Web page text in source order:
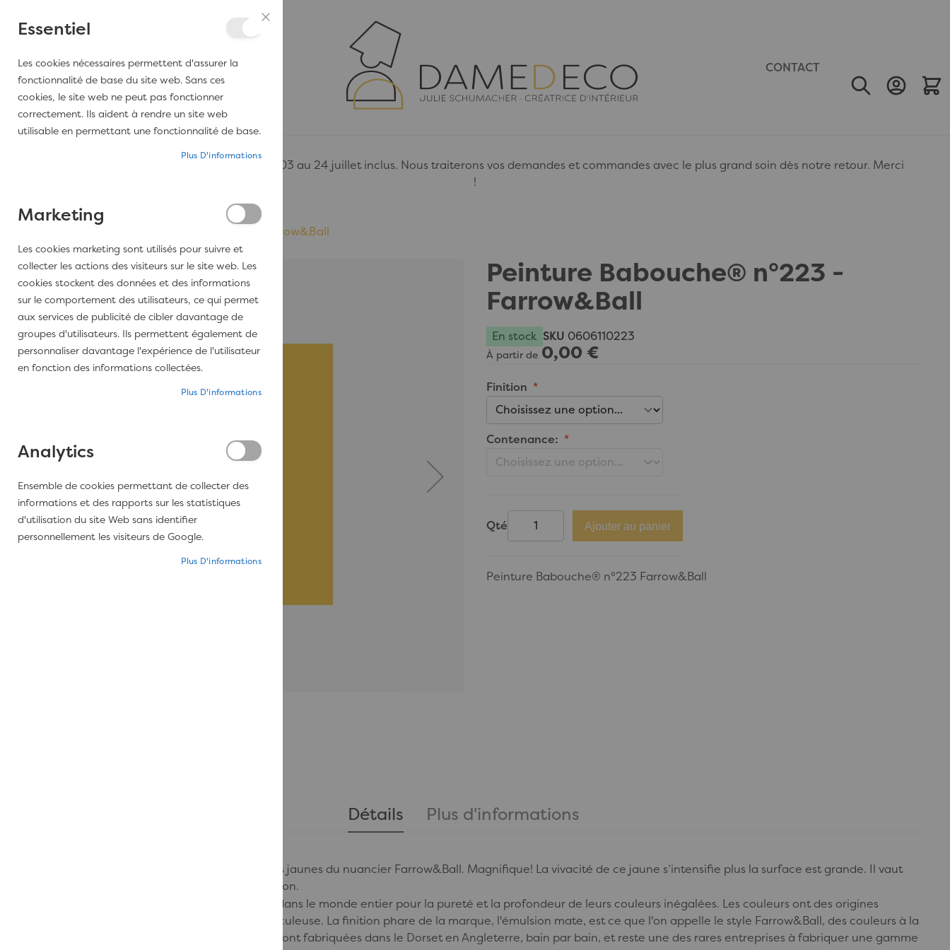
SERVICES PORTFOLIO SHOP CONTACT
Les bureaux DAMEDECO seront fermés du 03 au 24 juillet inclus. Nous traiterons vos demandes et commandes avec le plus grand soin dès notre retour. Merci
!
Peinture Babouche® n°223 - Farrow&Ball
Peinture Babouche® n°223 -
Farrow&Ball
En stock SKU 0606110223
À partir de 0,00 €
Finition
Contenance:
Qté Ajouter au panier
Peinture Babouche® n°223 Farrow&Ball
Passer à la fin de la galerie d’images
Détails
fait partie de la famille des couleurs jaunes du nuancier Farrow&Ball. Magnifique! La vivacité de ce jaune s’intensifie plus la surface est grande. Il vaut
mieux l’essayer « in situ » avec un pot échantillon.
sont renommées dans le monde entier pour la pureté et la profondeur de leurs couleurs inégalées. Les couleurs ont des origines
historiques et sont recherchées de façon méticuleuse. La finition phare de la marque, l'émulsion mate, est ce que l'on appelle le style Farrow&Ball, des couleurs à la
finition ultra mate. Les peintures Farrow&Ball sont fabriquées dans le Dorset en Angleterre, bain par bain, et reste une des rares entreprises à fabriquer une gamme
Plus d'informations
Essentiel
Les cookies nécessaires permettent d'assurer la
fonctionnalité de base du site web. Sans ces
cookies, le site web ne peut pas fonctionner
correctement. Ils aident à rendre un site web
utilisable en permettant une fonctionnalité de base.
Plus D'informations
Marketing
Les cookies marketing sont utilisés pour suivre et
collecter les actions des visiteurs sur le site web. Les
cookies stockent des données et des informations
sur le comportement des utilisateurs, ce qui permet
aux services de publicité de cibler davantage de
groupes d'utilisateurs. Ils permettent également de
personnaliser davantage l'expérience de l'utilisateur
en fonction des informations collectées.
Plus D'informations
Analytics
Ensemble de cookies permettant de collecter des
informations et des rapports sur les statistiques
d'utilisation du site Web sans identifier
personnellement les visiteurs de Google.
Plus D'informations